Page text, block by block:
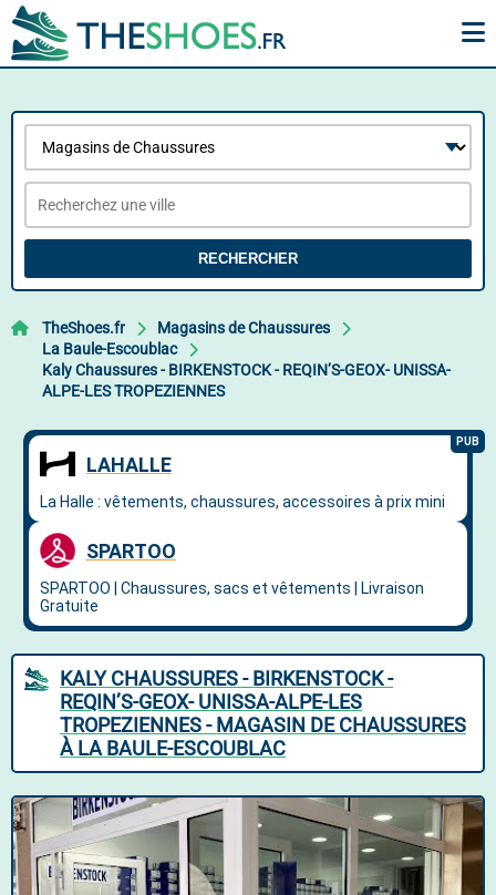
RECHERCHER
TheShoes.fr
Magasins de Chaussures
La Baule-Escoublac
Kaly Chaussures - BIRKENSTOCK - REQIN’S-GEOX- UNISSA-
ALPE-LES TROPEZIENNES
KALY CHAUSSURES - BIRKENSTOCK -
REQIN’S-GEOX- UNISSA-ALPE-LES
TROPEZIENNES - MAGASIN DE CHAUSSURES
À LA BAULE-ESCOUBLAC